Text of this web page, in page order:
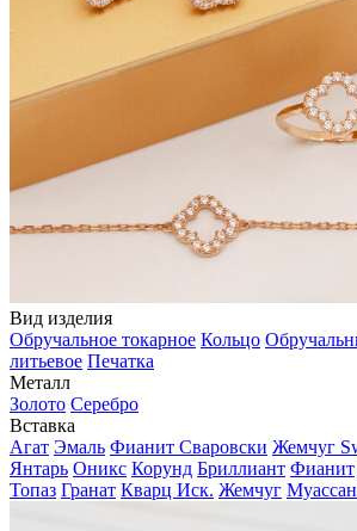
Вид изделия
Обручальное токарное Кольцо
литьевое Печатка
Металл
Золото Серебро
Вставка
Агат Эмаль Фианит Сваровски Жемчуг
Янтарь Оникс Корунд Бриллиант Фианит
Топаз Гранат Кварц Иск. Жемчуг